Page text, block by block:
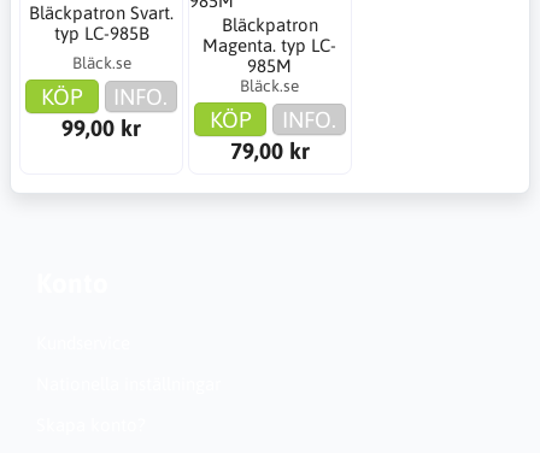
Bläckpatron Svart.
typ LC-985B
Bläck.se
KÖP
INFO.
99,00 kr
Bläckpatron
Magenta. typ LC-
985M
Bläck.se
KÖP
INFO.
79,00 kr